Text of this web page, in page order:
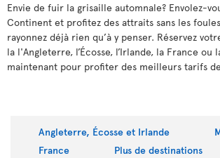
Envie de fuir la grisaille automnale? Envolez-
Continent et profitez des attraits sans les
rayonnez déjà rien qu’à y penser. Réservez
la l'Angleterre, l’Écosse, l’Irlande, la France ou
maintenant pour profiter des meilleurs tarifs
Angleterre, Écosse et Irlande
France
Plus de destinations